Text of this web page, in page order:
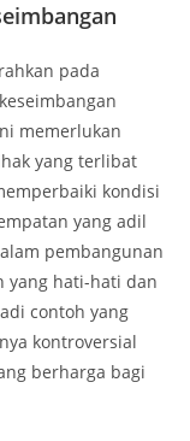
pada
memerlukan
yang terlibat
kondisi
yang adil
pembangunan
yang hati-hati dan
contoh yang
kontroversial
berharga bagi